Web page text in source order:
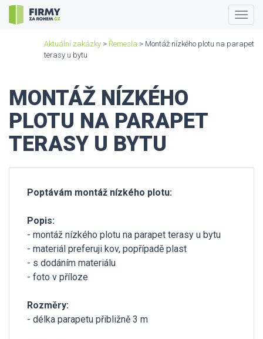
Aktuální zakázky > Řemesla > Montáž nízkého plotu na parapet
terasy u bytu
MONTÁŽ NÍZKÉHO
PLOTU NA PARAPET
TERASY U BYTU
Poptávám montáž nízkého plotu:
Popis:
- montáž nízkého plotu na parapet terasy u bytu
- materiál preferuji kov, popřípadě plast
- s dodáním materiálu
- foto v příloze
Rozměry:
- délka parapetu přibližně 3 m